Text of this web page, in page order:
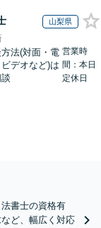
山梨県
法(対面・電
デオなど)は
営業時
間：本日
定休日
書士の資格有
ど、幅広く対応